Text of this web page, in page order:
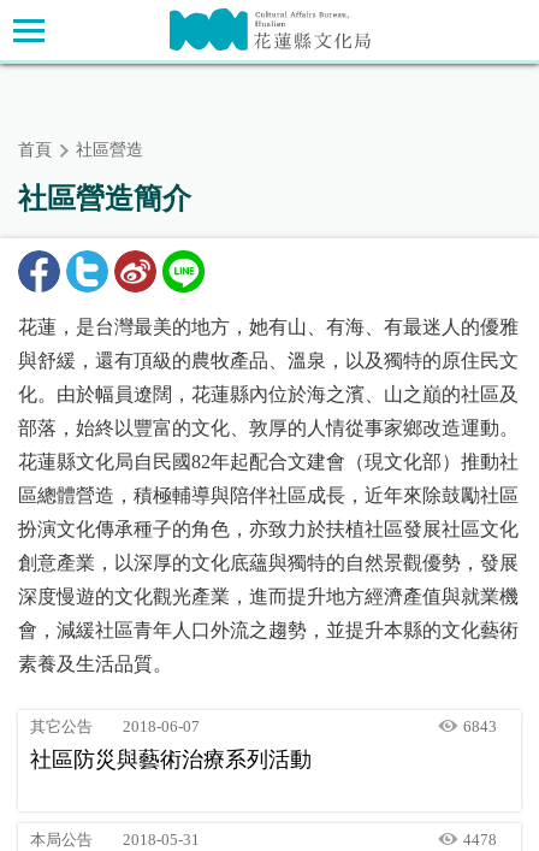
跳
到
主
主要內容區塊
首頁 社區營造
社區營造簡介
花蓮，是台灣最美的地方，她有山、有海、有最迷人的優雅
與舒緩，還有頂級的農牧產品、溫泉，以及獨特的原住民文
化。由於幅員遼闊，花蓮縣內位於海之濱、山之巔的社區及
部落，始終以豐富的文化、敦厚的人情從事家鄉改造運動。
花蓮縣文化局自民國82年起配合文建會（現文化部）推動社
區總體營造，積極輔導與陪伴社區成長，近年來除鼓勵社區
扮演文化傳承種子的角色，亦致力於扶植社區發展社區文化
創意產業，以深厚的文化底蘊與獨特的自然景觀優勢，發展
深度慢遊的文化觀光產業，進而提升地方經濟產值與就業機
會，減緩社區青年人口外流之趨勢，並提升本縣的文化藝術
素養及生活品質。
其它公告 2018-06-07 6843
社區防災與藝術治療系列活動
本局公告 2018-05-31 4478